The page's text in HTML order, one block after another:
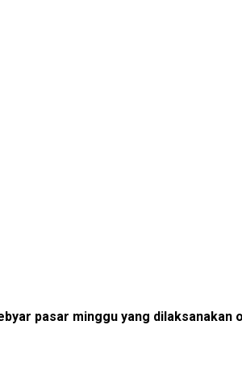
pasar minggu yang dilaksanakan